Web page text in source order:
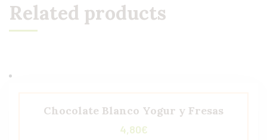
Related products
Chocolate Blanco Yogur y Fresas
4,80€